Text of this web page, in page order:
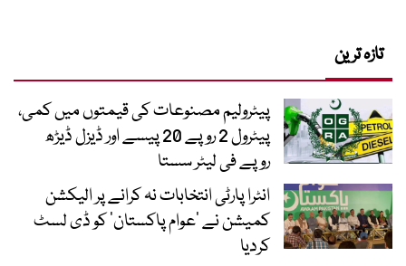
تازہ ترین
پیٹرولیم مصنوعات کی قیمتوں میں کمی،
پیٹرول 2 روپے 20 پیسے اور ڈیزل ڈیڑھ
روپے فی لیٹر سستا
انٹرا پارٹی انتخابات نہ کرانے پر الیکشن
کمیشن نے ’عوام پاکستان‘ کو ڈی لسٹ
کردیا